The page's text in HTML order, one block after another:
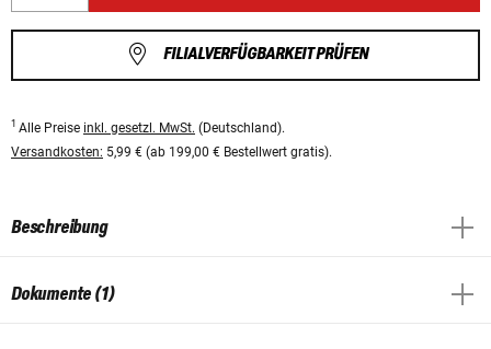
FILIALVERFÜGBARKEIT PRÜFEN
1 Alle Preise inkl. gesetzl. MwSt. (Deutschland).
Versandkosten: 5,99 € (ab 199,00 € Bestellwert gratis).
Beschreibung
Dokumente (1)